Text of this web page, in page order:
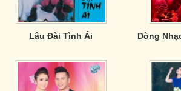
Lâu Đài Tình Ái